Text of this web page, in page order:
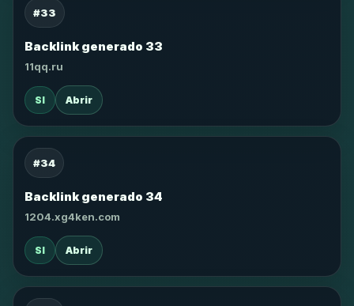
#33
Backlink generado 33
11qq.ru
SI Abrir
#34
Backlink generado 34
1204.xg4ken.com
SI Abrir